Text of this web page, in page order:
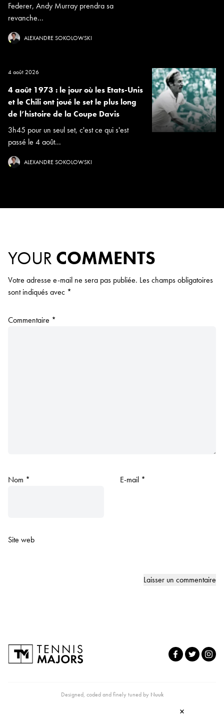
Federer, Andy Murray prendra sa
revanche...
ALEXANDRE SOKOLOWSKI
4 août 2026
4 août 1973 : le jour où les Etats-Unis
et le Chili ont joué le set le plus long
de l’histoire de la Coupe Davis
3h45 pour un seul set, c'est ce qui s'est
passé le 4 août...
ALEXANDRE SOKOLOWSKI
YOUR COMMENTS
Votre adresse e-mail ne sera pas publiée. Les champs obligatoires
sont indiqués avec *
Commentaire *
Nom * E-mail *
Site web
Designed, coded and finely tuned by Nuuk
×